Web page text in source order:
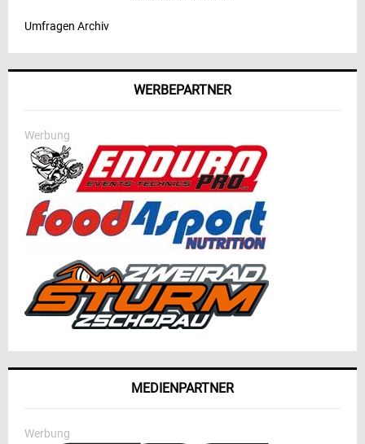
Umfragen Archiv
WERBEPARTNER
Werbung
MEDIENPARTNER
Werbung